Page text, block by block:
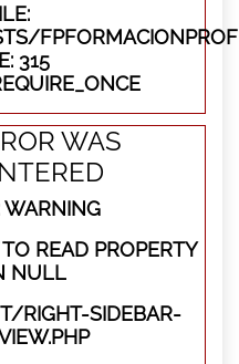
315
WAS
WARNING
READ PROPERTY
NULL
RIGHT-SIDEBAR-